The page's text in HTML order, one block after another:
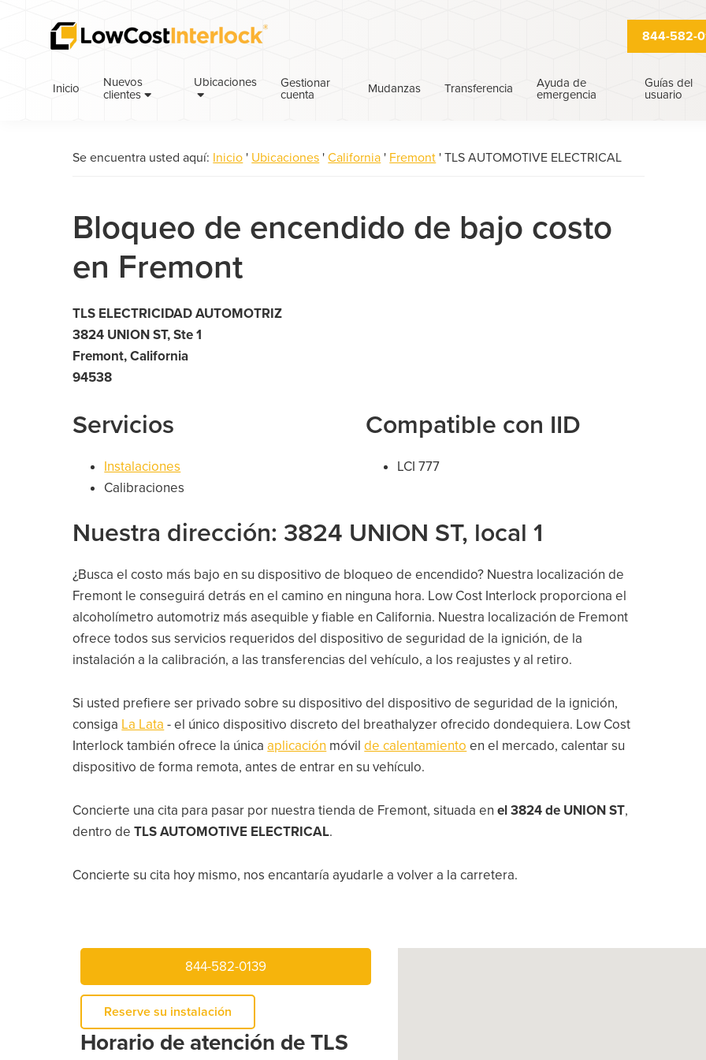
contenido
844-582-
Inicio
Nuevos
clientes
Ubicaciones
Gestionar
cuenta
Mudanzas Transferencia
Ayuda de
emergencia
Guías del
usuario
Se encuentra usted aquí: Inicio ' Ubicaciones ' California ' Fremont ' TLS AUTOMOTIVE ELECTRICAL
Bloqueo de encendido de bajo costo
en Fremont
TLS ELECTRICIDAD AUTOMOTRIZ
3824 UNION ST, Ste 1
Fremont, California
94538
Servicios
Instalaciones
Calibraciones
Compatible con IID
LCI 777
Nuestra dirección: 3824 UNION ST, local 1
¿Busca el costo más bajo en su dispositivo de bloqueo de encendido? Nuestra localización de
Fremont le conseguirá detrás en el camino en ninguna hora. Low Cost Interlock proporciona el
alcoholímetro automotriz más asequible y fiable en California. Nuestra localización de Fremont
ofrece todos sus servicios requeridos del dispositivo de seguridad de la ignición, de la
instalación a la calibración, a las transferencias del vehículo, a los reajustes y al retiro.
Si usted prefiere ser privado sobre su dispositivo del dispositivo de seguridad de la ignición,
consiga La Lata - el único dispositivo discreto del breathalyzer ofrecido dondequiera. Low Cost
Interlock también ofrece la únicaaplicación móvilde calentamiento en el mercado, calentar su
dispositivo de forma remota, antes de entrar en su vehículo.
Concierte una cita para pasar por nuestra tienda de Fremont, situada enel 3824 de UNION ST,
dentro deTLS AUTOMOTIVE ELECTRICAL.
Concierte su cita hoy mismo, nos encantaría ayudarle a volver a la carretera.
844-582-0139
Reserve su instalación
Horario de atención de TLS